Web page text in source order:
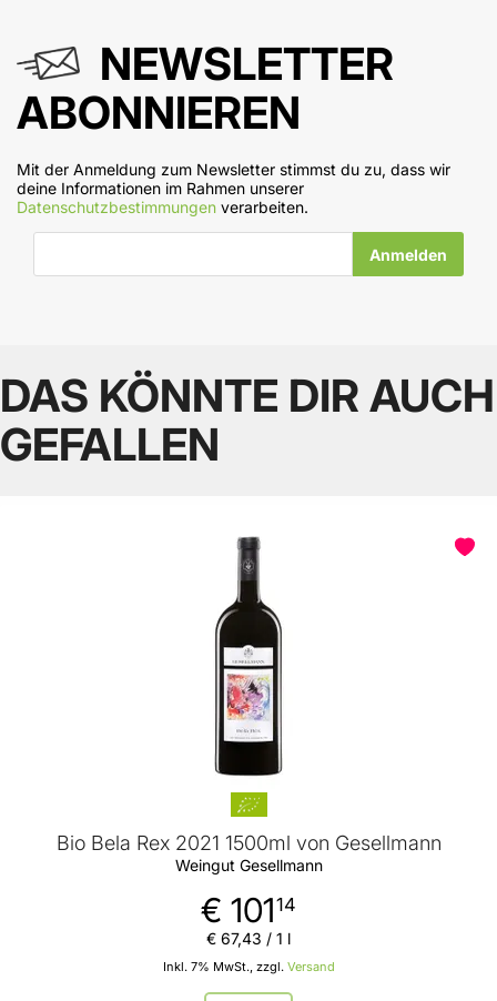
NEWSLETTER
ABONNIEREN
Mit der Anmeldung zum Newsletter stimmst du zu, dass wir
deine Informationen im Rahmen unserer
Datenschutzbestimmungen verarbeiten.
E-Mail-Adresse
DAS KÖNNTE DIR AUCH
GEFALLEN
Bio Bela Rex 2021 1500ml von Gesellmann
Weingut Gesellmann
€ 10114
Inkl. 7% MwSt., zzgl. Versand
€ 67,43 / 1 l